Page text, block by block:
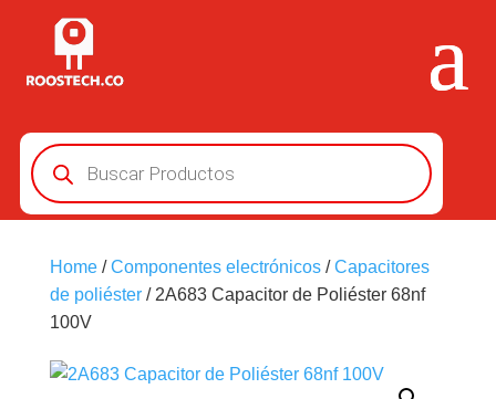
Búsqueda
de
productos
Home/Componentes electrónicos/Capacitores
de poliéster/ 2A683 Capacitor de Poliéster 68nf
100V